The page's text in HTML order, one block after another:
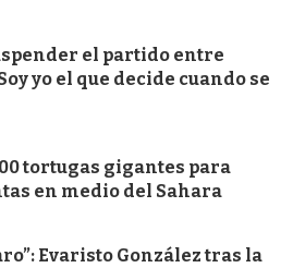
el partido entre
yo el que decide cuando se
tortugas gigantes para
en medio del Sahara
Evaristo González tras la